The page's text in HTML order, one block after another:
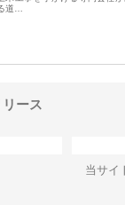
道…
ース
当サイ